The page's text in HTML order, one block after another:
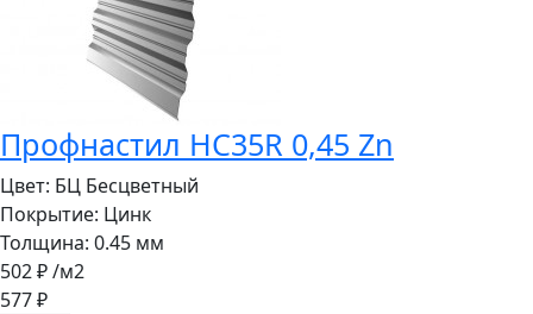
Профнастил HC35R 0,45 Zn
Цвет: БЦ Бесцветный
Покрытие: Цинк
Толщина: 0.45 мм
502 ₽/м2
577 ₽